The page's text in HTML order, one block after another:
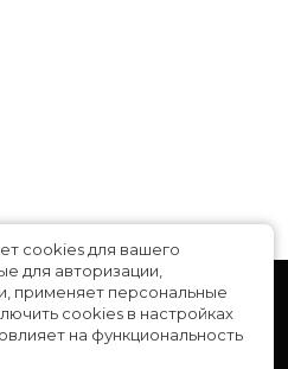
cookies для вашего
для авторизации,
применяет персональные
cookies в настройках
на функциональность